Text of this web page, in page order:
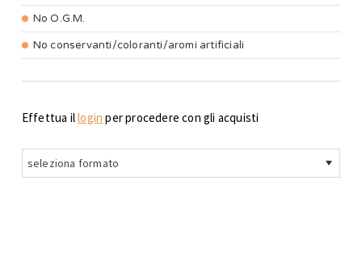
No O.G.M.
No conservanti/coloranti/aromi artificiali
Effettua illogin per procedere con gli acquisti
seleziona formato